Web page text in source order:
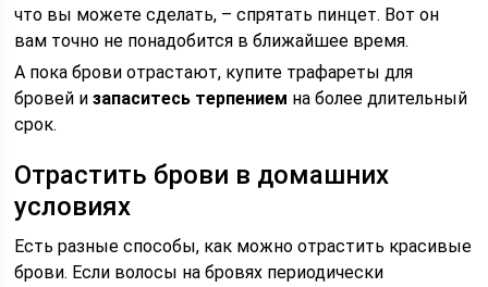
что вы можете сделать, – спрятать пинцет. Вот он
вам точно не понадобится в ближайшее время.
А пока брови отрастают, купите трафареты для
бровей изапаситесь терпением на более длительный
срок.
Отрастить брови в домашних
условиях
Есть разные способы, как можно отрастить красивые
брови. Если волосы на бровях периодически